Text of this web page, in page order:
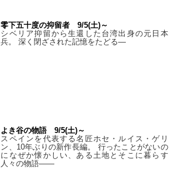
零下五十度の抑留者 9/5(土)～
シベリア抑留から生還した台湾出身の元日本
兵。 深く閉ざされた記憶をたどる—
よき谷の物語 9/5(土)～
スペインを代表する名匠ホセ・ルイス・ゲリ
ン、10年ぶりの新作長編。 行ったことがないの
になぜか懐かしい、ある土地とそこに暮らす
人々の物語――